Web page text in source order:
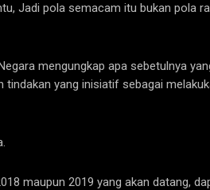
Jadi pola semacam itu bukan pola
mengungkap apa sebetulnya
yang inisiatif sebagai
maupun 2019 yang akan datang,